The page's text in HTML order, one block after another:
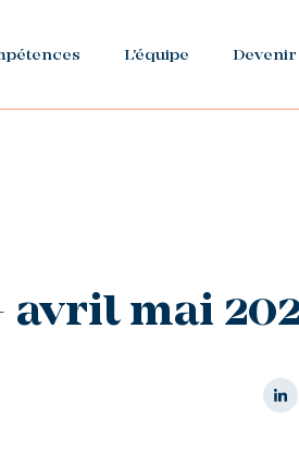
L'équipe
avril mai